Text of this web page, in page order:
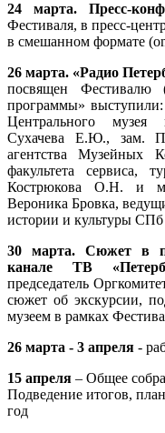
24 марта. Пресс-
Фестиваля, в пресс-
в смешанном формате
26 марта. «Радио
посвящен
программы» выступили:
Центрального музея
Сухачева Е.Ю., зам.
агентства Музейных
факультета сервиса,
Кострюкова О.Н. и
Вероника Бровка,
истории и культуры
30 марта.
Сюжет в
канале ТВ
председатель
сюжет об экскурсии,
музеем в рамках
26 марта - 3 апреля -
15 апреля – Общее
Подведение итогов,
год